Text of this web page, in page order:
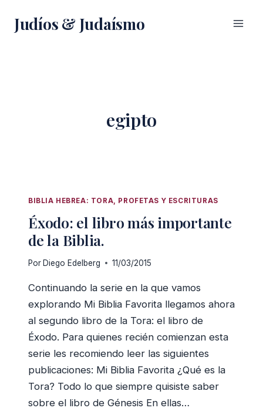
Judíos & Judaísmo
egipto
BIBLIA HEBREA: TORA, PROFETAS Y ESCRITURAS
Éxodo: el libro más importante
de la Biblia.
Por Diego Edelberg 11/03/2015
Continuando la serie en la que vamos
explorando Mi Biblia Favorita llegamos ahora
al segundo libro de la Tora: el libro de
Éxodo. Para quienes recién comienzan esta
serie les recomiendo leer las siguientes
publicaciones: Mi Biblia Favorita ¿Qué es la
Tora? Todo lo que siempre quisiste saber
sobre el libro de Génesis En ellas…